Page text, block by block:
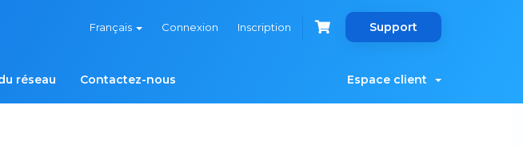
Français Connexion Inscription Support
réseau Contactez-nous Espace client